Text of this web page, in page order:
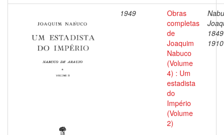
1949
Obras
completas
de
Joaquim
Nabuco
(Volume
4) : Um
estadista
do
Império
(Volume
2)
1910